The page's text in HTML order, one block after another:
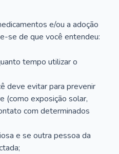
e/ou a adoção
se de que você entendeu:
tempo utilizar o
deve evitar para prevenir
(como exposição solar,
com determinados
e se outra pessoa da